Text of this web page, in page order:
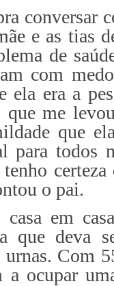
conversar
e as tias
de
com
ela era a
que me
que
para todos
o pai.
em
que deva
urnas. Com
a ocupar